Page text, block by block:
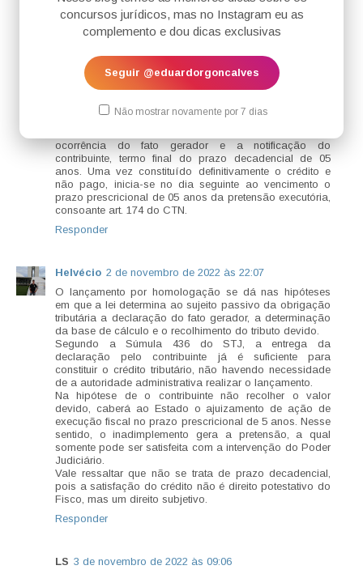
concursos jurídicos, mas no Instagram eu as
complemento e dou dicas exclusivas
Seguir @eduardorgoncalves
Não mostrar novamente por 7 dias
própria declaração apresentada pelo contribuinte
constitui definitivamente a exação, de modo que,
declarado e não pago, será possível ao Ente credor
executar o débito reconhecido, pretensão sujeita ao
prazo prescricional de 05 anos, consoante art. 174 do
No que toca à natureza do prazo, aponta-se que a
jurisprudência do STJ, assim como a maioria da
doutrina, indicam que a decadência tributária está
relacionada à fase de constituição do crédito tributário,
ocorrência do fato gerador e a notificação do
contribuinte, termo final do prazo decadencial de 05
anos. Uma vez constituído definitivamente o crédito e
não pago, inicia-se no dia seguinte ao vencimento o
prazo prescricional de 05 anos da pretensão executória,
consoante art. 174 do CTN.
Responder
Helvécio 2 de novembro de 2022 às 22:07
O lançamento por homologação se dá nas hipóteses
em que a lei determina ao sujeito passivo da obrigação
tributária a declaração do fato gerador, a determinação
da base de cálculo e o recolhimento do tributo devido.
Segundo a Súmula 436 do STJ, a entrega da
declaração pelo contribuinte já é suficiente para
constituir o crédito tributário, não havendo necessidade
de a autoridade administrativa realizar o lançamento.
Na hipótese de o contribuinte não recolher o valor
devido, caberá ao Estado o ajuizamento de ação de
execução fiscal no prazo prescricional de 5 anos. Nesse
sentido, o inadimplemento gera a pretensão, a qual
somente pode ser satisfeita com a intervenção do Poder
Judiciário.
Vale ressaltar que não se trata de prazo decadencial,
pois a satisfação do crédito não é direito potestativo do
Fisco, mas um direito subjetivo.
Responder
LS 3 de novembro de 2022 às 09:06